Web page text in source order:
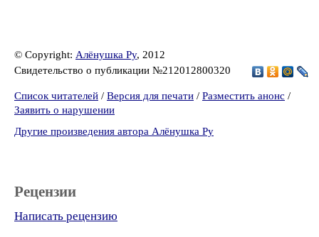
© Copyright: Алёнушка Ру, 2012
Свидетельство о публикации №212012800320
Список читателей / Версия для печати / Разместить анонс /
Заявить о нарушении
Другие произведения автора Алёнушка Ру
Рецензии
Написать рецензию